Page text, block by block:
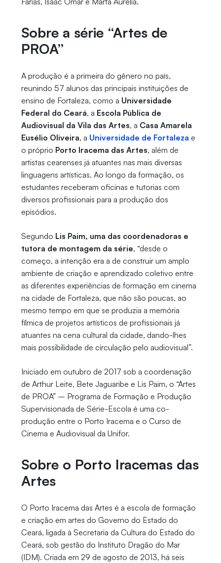
Sobre a série “Artes de
PROA”
A produção é a primeira do gênero no país,
reunindo 57 alunos das principais instituições de
ensino de Fortaleza, como a Universidade
Federal do Ceará, a Escola Pública de
Audiovisual da Vila das Artes, a Casa Amarela
Eusélio Oliveira, a Universidade de Fortaleza e
o próprio Porto Iracema das Artes, além de
artistas cearenses já atuantes nas mais diversas
linguagens artísticas. Ao longo da formação, os
estudantes receberam oficinas e tutorias com
diversos profissionais para a produção dos
episódios.
Segundo Lis Paim, uma das coordenadoras e
tutora de montagem da série, “desde o
começo, a intenção era a de construir um amplo
ambiente de criação e aprendizado coletivo entre
as diferentes experiências de formação em cinema
na cidade de Fortaleza, que não são poucas, ao
mesmo tempo em que se produzia a memória
fílmica de projetos artísticos de profissionais já
atuantes na cena cultural da cidade, dando-lhes
mais possibilidade de circulação pelo audiovisual”.
Iniciado em outubro de 2017 sob a coordenação
de Arthur Leite, Bete Jaguaribe e Lis Paim, o “Artes
de PROA” – Programa de Formação e Produção
Supervisionada de Série-Escola é uma co-
produção entre o Porto Iracema e o Curso de
Cinema e Audiovisual da Unifor.
Sobre o Porto Iracemas das
Artes
O Porto Iracema das Artes é a escola de formação
e criação em artes do Governo do Estado do
Ceará, ligada à Secretaria da Cultura do Estado do
Ceará, sob gestão do Instituto Dragão do Mar
(IDM). Criada em 29 de agosto de 2013, há seis